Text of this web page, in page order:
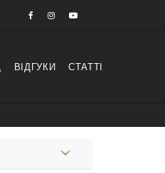
ВІДГУКИ СТАТТІ